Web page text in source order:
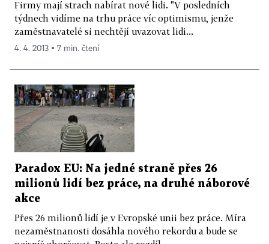
Firmy mají strach nabírat nové lidi. "V posledních
týdnech vidíme na trhu práce víc optimismu, jenže
zaměstnavatelé si nechtějí uvazovat lidi...
4. 4. 2013 ▪ 7 min. čtení
Paradox EU: Na jedné straně přes 26
milionů lidí bez práce, na druhé náborové
akce
Přes 26 milionů lidí je v Evropské unii bez práce. Míra
nezaměstnanosti dosáhla nového rekordu a bude se